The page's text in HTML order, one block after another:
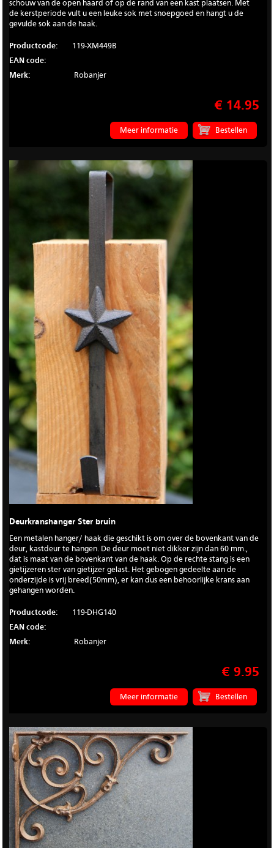
schouw van de open haard of op de rand van een kast plaatsen. Met
de kerstperiode vult u een leuke sok met snoepgoed en hangt u de
gevulde sok aan de haak.
Productcode:
119-XM449B
EAN code:
Merk:
Robanjer
€ 14.95
Meer informatie
Deurkranshanger Ster bruin
Een metalen hanger/ haak die geschikt is om over de bovenkant van de
deur, kastdeur te hangen. De deur moet niet dikker zijn dan 60 mm.,
dat is maat van de bovenkant van de haak. Op de rechte stang is een
gietijzeren ster van gietijzer gelast. Het gebogen gedeelte aan de
onderzijde is vrij breed(50mm), er kan dus een behoorlijke krans aan
gehangen worden.
Productcode:
119-DHG140
EAN code:
Merk:
Robanjer
€ 9.95
Meer informatie